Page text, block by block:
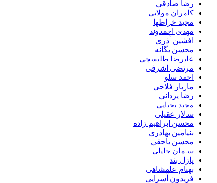
رضا صادقی
کامران مولایی
مجید خراطها
مهدی احمدوند
افشین آذری
محسن یگانه
علیرضا طلیسچی
مرتضی اشرفی
احمد سلو
مازیار فلاحی
رضا یزدانی
مجید یحیایی
سالار عقیلی
محسن ابراهیم زاده
بنیامین بهادری
محسن یاحقی
سامان جلیلی
پازل بند
بهنام علمشاهی
فریدون آسرایی